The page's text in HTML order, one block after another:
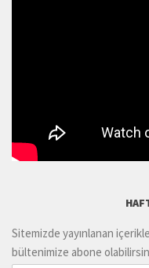
Sitemizde yayınlanan
bültenimize abone